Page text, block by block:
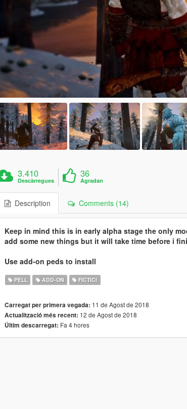
3.410
Descàrregues
36
Agradan
Description Comments (14)
Keep in mind this is in early alpha stage the only
add some new things but it will take time before i
Use add-on peds to install
PELL ADD-ON FICTICI
Carregat per primera vegada: 11 de Agost de 2018
Actualització més recent: 12 de Agost de 2018
Últim descarregat: Fa 4 hores